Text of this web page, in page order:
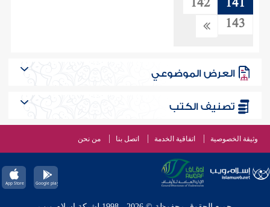
143
العرض الموضوعي
تصنيف الكتب
وثيقة الخصوصية اتفاقية الخدمة اتصل بنا من نحن